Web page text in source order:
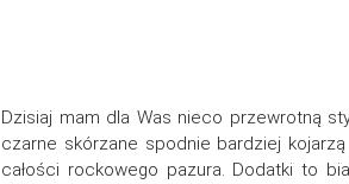
Dzisiaj mam dla Was nieco przewrotną
czarne skórzane spodnie bardziej
całości rockowego pazura. Dodatki to